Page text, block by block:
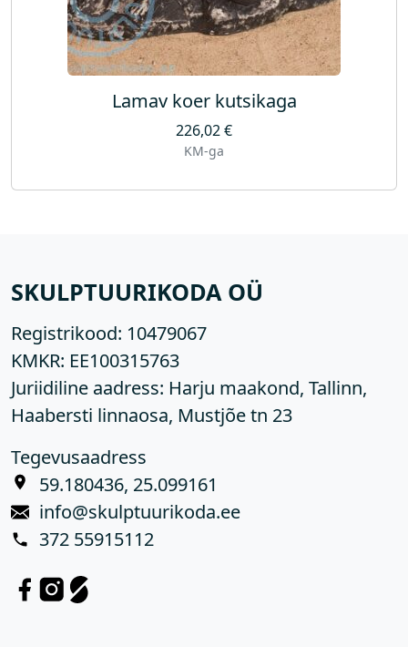
Lamav koer kutsikaga
226,02€
KM-ga
SKULPTUURIKODA OÜ
Registrikood: 10479067
KMKR: EE100315763
Juriidiline aadress: Harju maakond, Tallinn,
Haabersti linnaosa, Mustjõe tn 23
Tegevusaadress
59.180436, 25.099161
info@skulptuurikoda.ee
372 55915112